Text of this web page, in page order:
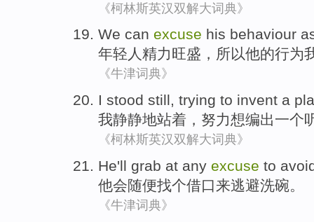
《柯林斯英汉双解大词典》
We can excuse his behaviour
年轻人 精力旺盛，所以他的行为
《牛津词典》
I stood still, trying to invent a
我静静地站着， 努力想编出一个
《柯林斯英汉双解大词典》
He'll grab at any excuse to
他会随便找个借口来逃避洗碗。
《牛津词典》